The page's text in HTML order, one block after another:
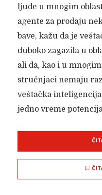
ljude u mnogim
agente za prodaju
bave, kažu da je
duboko zagazila u
ali da, kao i u
stručnjaci nemaju
veštačka inteligencija
jedno vreme